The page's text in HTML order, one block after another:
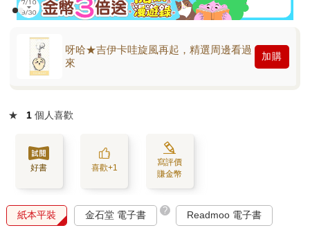
呀哈★吉伊卡哇旋風再起，精選周邊看過
來
加購
★ 1 個人喜歡
好書 喜歡+1
寫評價
賺金幣
紙本平裝 金石堂 電子書 ? Readmoo 電子書